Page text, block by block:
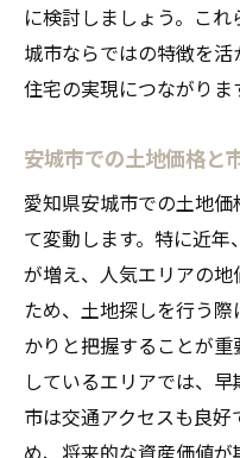
に検討しましょう。こ
城市ならではの特徴を
住宅の実現につながりま
安城市での土地価格と
愛知県安城市での土地
て変動します。特に近
が増え、人気エリアの
ため、土地探しを行う
かりと把握することが
しているエリアでは、
市は交通アクセスも良
め、将来的な資産価値